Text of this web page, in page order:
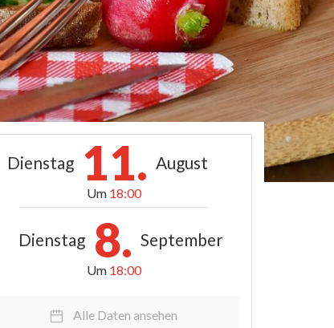
Dienstag 11. August
Um 18:00
Dienstag 8. September
Um 18:00
Alle Daten ansehen